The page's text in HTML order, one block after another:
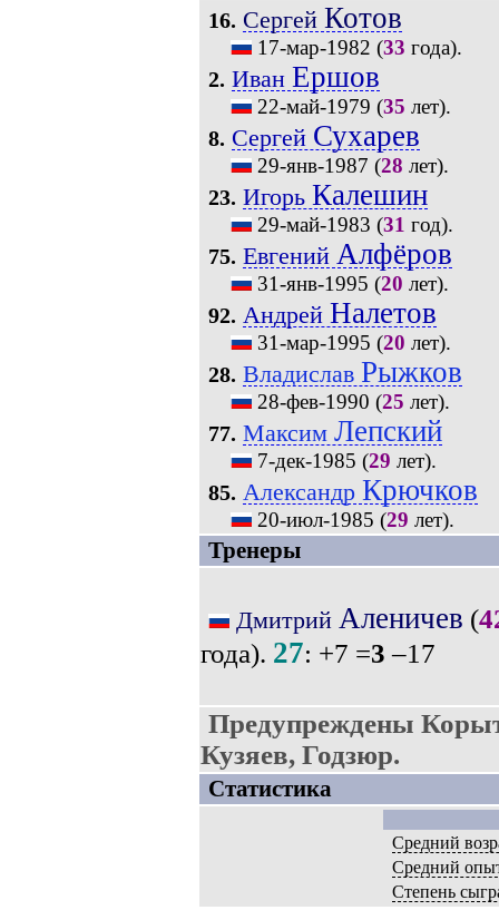
16. Сергей Котов
17-мар-1982 (33 года).
2. Иван Ершов
22-май-1979 (35 лет).
8. Сергей Сухарев
29-янв-1987 (28 лет).
23. Игорь Калешин
29-май-1983 (31 год).
75. Евгений Алфёров
31-янв-1995 (20 лет).
92. Андрей Налетов
31-мар-1995 (20 лет).
28. Владислав Рыжков
28-фев-1990 (25 лет).
77. Максим Лепский
7-дек-1985 (29 лет).
85. Александр Крючков
20-июл-1985 (29 лет).
Тренеры
Дмитрий Аленичев (
года). 27: +7 =3 –17
Предупреждены
Кузяев, Годзюр.
Статистика
Средний
Средний
Степень